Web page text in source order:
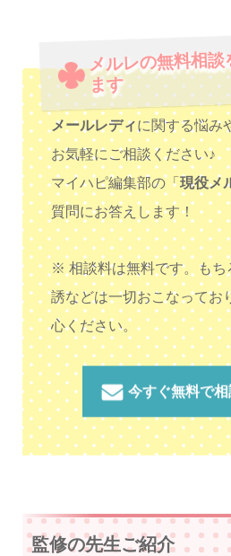
メルレの無料相
ます
メールレディに関する悩み
お気軽にご相談ください♪
マイハピ編集部の「 現役メ
質問にお答えします！
※ 相談料は無料です。もち
誘などは一切おこなってお
心ください。
今すぐ無料で
監修の先生ご紹介